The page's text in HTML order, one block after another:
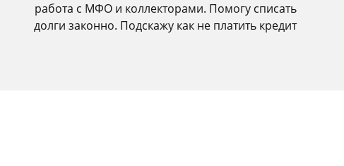
работа с МФО и коллекторами. Помогу списать
долги законно. Подскажу как не платить кредит